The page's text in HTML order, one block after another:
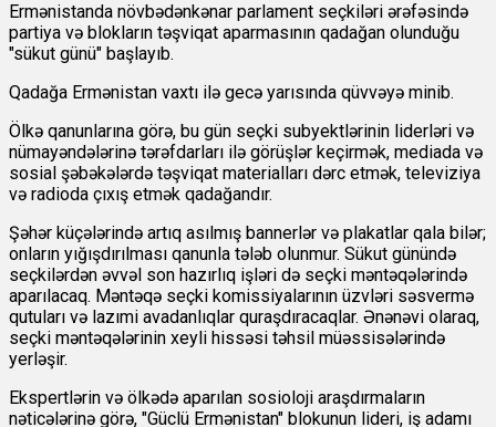
Ermənistanda növbədənkənar parlament seçkiləri ərəfəsində
partiya və blokların təşviqat aparmasının qadağan olunduğu
"sükut günü" başlayıb.
Qadağa Ermənistan vaxtı ilə gecə yarısında qüvvəyə minib.
Ölkə qanunlarına görə, bu gün seçki subyektlərinin liderləri və
nümayəndələrinə tərəfdarları ilə görüşlər keçirmək, mediada və
sosial şəbəkələrdə təşviqat materialları dərc etmək, televiziya
və radioda çıxış etmək qadağandır.
Şəhər küçələrində artıq asılmış bannerlər və plakatlar qala bilər;
onların yığışdırılması qanunla tələb olunmur. Sükut günündə
seçkilərdən əvvəl son hazırlıq işləri də seçki məntəqələrində
aparılacaq. Məntəqə seçki komissiyalarının üzvləri səsvermə
qutuları və lazımi avadanlıqlar quraşdıracaqlar. Ənənəvi olaraq,
seçki məntəqələrinin xeyli hissəsi təhsil müəssisələrində
yerləşir.
Ekspertlərin və ölkədə aparılan sosioloji araşdırmaların
nəticələrinə görə, "Güclü Ermənistan" blokunun lideri, iş adamı